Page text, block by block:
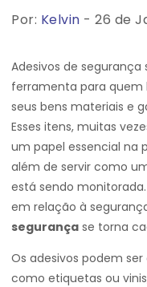
Por: Kelvin - 26 de
Adesivos de
ferramenta para
seus bens materiais e
Esses itens, muitas
um papel essencial na
além de servir como
está sendo
em relação à
segurança se torna
Os adesivos podem
como etiquetas ou